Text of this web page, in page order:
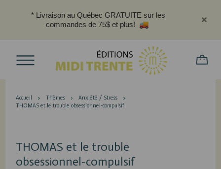
* Livraison au Québec GRATUITE sur les
commandes de 75$ et plus!
Accueil Thèmes
Anxiété / Stress
THOMAS et le trouble obsessionnel-compulsif
THOMAS et le trouble
obsessionnel-compulsif